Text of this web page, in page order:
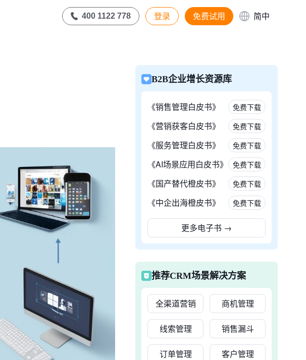
400 1122 778 登录 免费试用 简中
B2B企业增长资源库
《销售管理白皮书》 免费下载
《营销获客白皮书》 免费下载
《服务管理白皮书》 免费下载
《AI场景应用白皮书》 免费下载
《国产替代橙皮书》 免费下载
《中企出海橙皮书》 免费下载
更多电子书 →
推荐CRM场景解决方案
全渠道营销 商机管理
线索管理 销售漏斗
订单管理 客户管理